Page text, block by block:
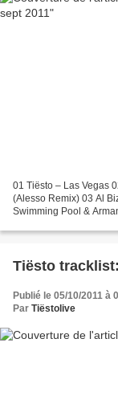
01 Tiësto – Las Vegas
(Alesso Remix) 03 Al
Swimming Pool &
Tiësto
Publié le 05/10/2011 à
Par Tiëstolive